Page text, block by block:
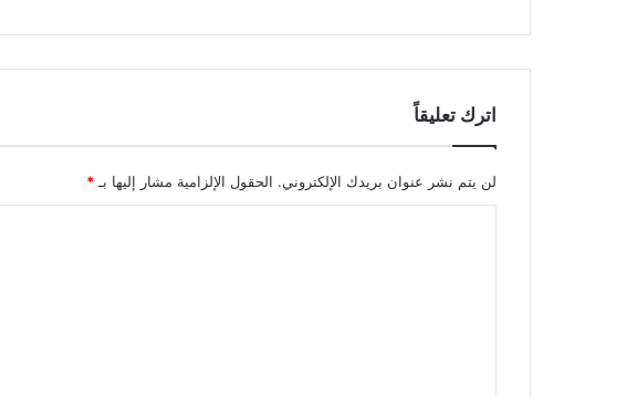
اترك تعليقاً
لن يتم نشر عنوان بريدك الإلكتروني. الحقول الإلزامية مشار إليها بـ*